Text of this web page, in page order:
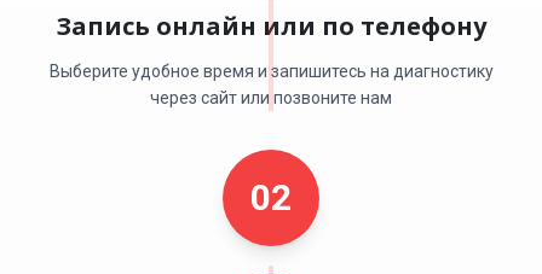
Запись онлайн или по телефону
Выберите удобное время и запишитесь на диагностику
через сайт или позвоните нам
02